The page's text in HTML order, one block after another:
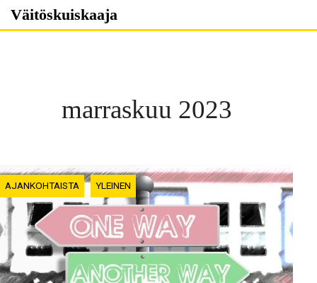
Skip
Väitöskuiskaaja
marraskuu 2023
AJANKOHTAISTA YLEINEN